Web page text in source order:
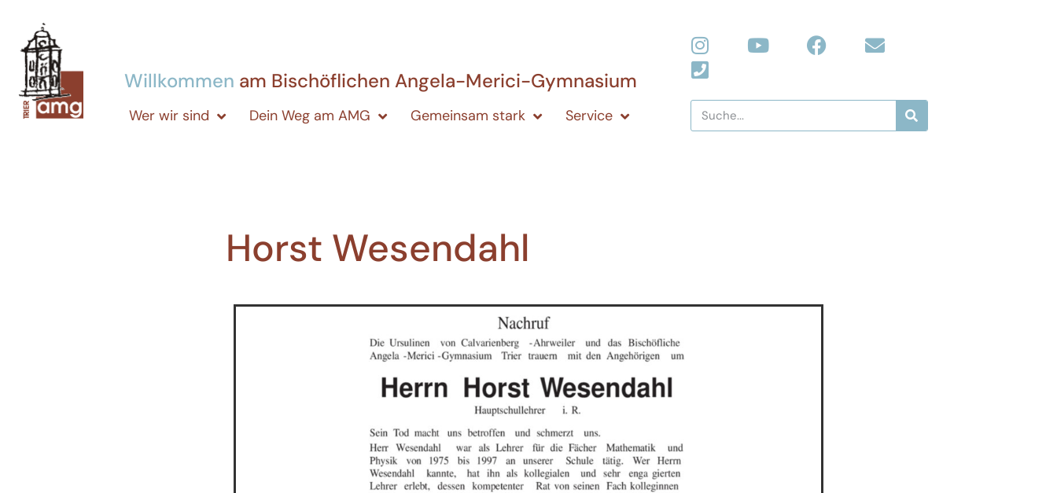
Willkommen am Bischöflichen Angela-Merici-Gymnasium
Wer wir sind Dein Weg am AMG Gemeinsam stark Service
Horst Wesendahl